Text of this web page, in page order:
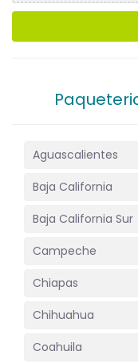
Aguascalientes
Baja California
Baja California Sur
Campeche
Chiapas
Chihuahua
Coahuila